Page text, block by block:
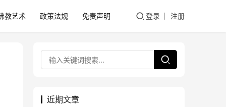
教艺术 政策法规 免责声明 登录 注册
近期文章